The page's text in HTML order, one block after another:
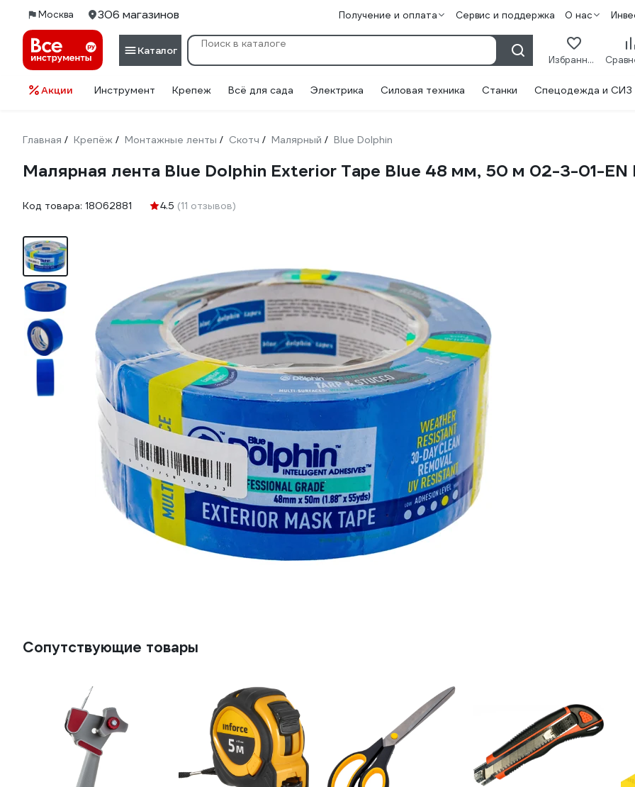
Москва 306 магазинов Получение и оплата Сервис и поддержка О нас
Каталог
Избранное
Акции Инструмент Крепеж Всё для сада Электрика Силовая техника Станки Спецодежда и СИЗ
Главная / Крепёж / Монтажные ленты / Скотч / Малярный / Blue Dolphin
Малярная лента Blue Dolphin Exterior Tape Blue 48 мм, 50 м 02-3-01-EN
Код товара: 18062881 4.5 (11 отзывов)
Сопутствующие товары